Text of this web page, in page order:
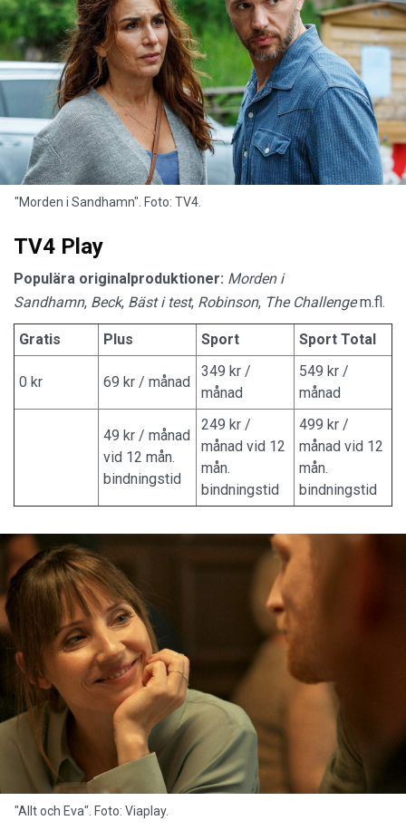
"Morden i Sandhamn". Foto: TV4.
TV4 Play
Populära originalproduktioner: Morden i
Sandhamn, Beck, Bäst i test, Robinson, The Challengem.fl.
Gratis Plus Sport Sport Total
0 kr 69 kr / månad
349 kr /
månad
549 kr /
månad
49 kr / månad
vid 12 mån.
bindningstid
249 kr /
månad vid 12
mån.
bindningstid
499 kr /
månad vid 12
mån.
bindningstid
"Allt och Eva". Foto: Viaplay.